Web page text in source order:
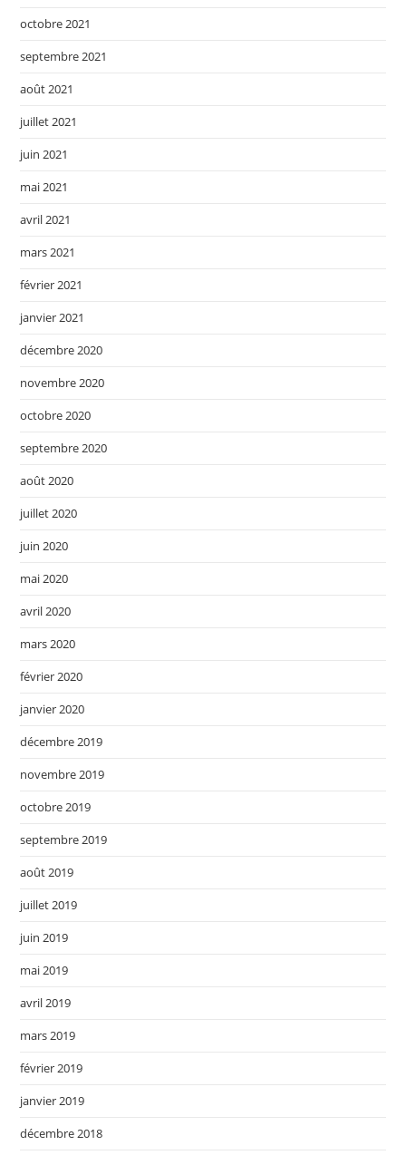
octobre 2021
septembre 2021
août 2021
juillet 2021
juin 2021
mai 2021
avril 2021
mars 2021
février 2021
janvier 2021
décembre 2020
novembre 2020
octobre 2020
septembre 2020
août 2020
juillet 2020
juin 2020
mai 2020
avril 2020
mars 2020
février 2020
janvier 2020
décembre 2019
novembre 2019
octobre 2019
septembre 2019
août 2019
juillet 2019
juin 2019
mai 2019
avril 2019
mars 2019
février 2019
janvier 2019
décembre 2018